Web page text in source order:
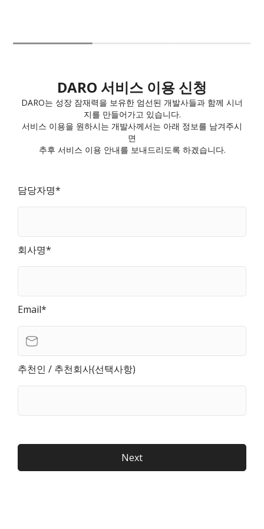
DARO 서비스 이용 신청
DARO는 성장 잠재력을 보유한 엄선된 개발사들과 함께 시너
지를 만들어가고 있습니다.
서비스 이용을 원하시는 개발사께서는 아래 정보를 남겨주시
면
추후 서비스 이용 안내를 보내드리도록 하겠습니다.
담당자명*
회사명*
Email*
추천인 / 추천회사(선택사항)
Next